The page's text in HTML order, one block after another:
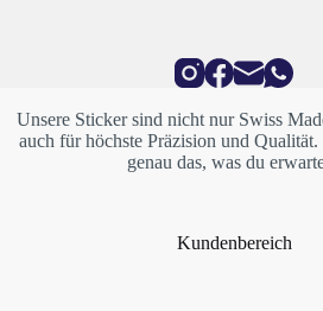
Unsere Sticker sind nicht nur Swiss
auch für höchste Präzision und
genau das, was du
Kundenbereich